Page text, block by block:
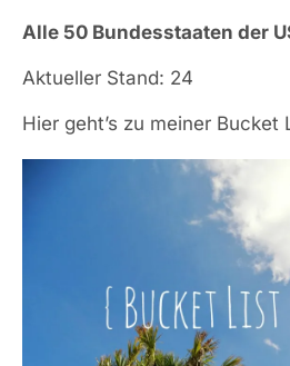
Alle 50 Bundesstaaten der
Aktueller Stand: 24
Hier geht’s zu meiner Bucket